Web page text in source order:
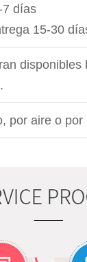
7 días
15-30
por aire o por